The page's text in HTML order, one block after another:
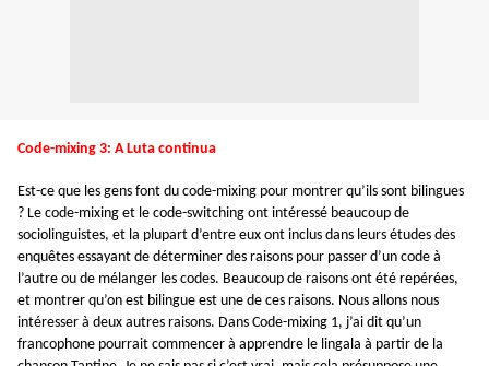
Code-mixing 3: A Luta continua
Est-ce que les gens font du code-mixing pour montrer qu’ils sont bilingues
? Le code-mixing et le code-switching ont intéressé beaucoup de
sociolinguistes, et la plupart d’entre eux ont inclus dans leurs études des
enquêtes essayant de déterminer des raisons pour passer d’un code à
l’autre ou de mélanger les codes. Beaucoup de raisons ont été repérées,
et montrer qu’on est bilingue est une de ces raisons. Nous allons nous
intéresser à deux autres raisons. Dans Code-mixing 1, j’ai dit qu’un
francophone pourrait commencer à apprendre le lingala à partir de la